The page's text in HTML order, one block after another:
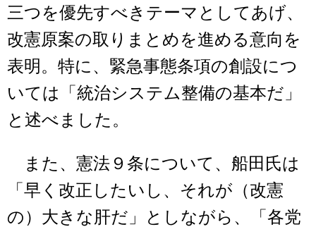
三つを優先すべきテーマとしてあげ、
改憲原案の取りまとめを進める意向を
表明。特に、緊急事態条項の創設につ
いては「統治システム整備の基本だ」
と述べました。
また、憲法９条について、船田氏は
「早く改正したいし、それが（改憲
の）大きな肝だ」としながら、「各党